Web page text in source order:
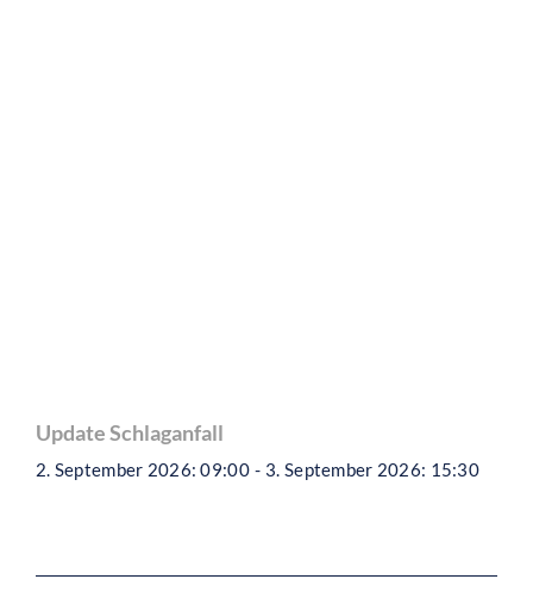
Update Schlaganfall
2. September 2026: 09:00 - 3. September 2026: 15:30